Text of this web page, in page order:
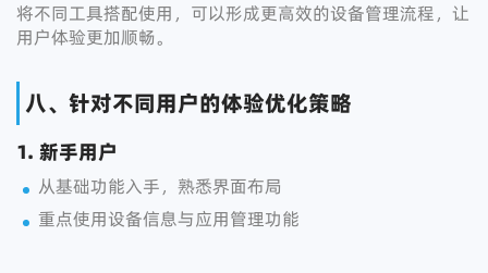
将不同工具搭配使用，可以形成更高效的设备管理流程，让
用户体验更加顺畅。
八、针对不同用户的体验优化策略
1. 新手用户
从基础功能入手，熟悉界面布局
重点使用设备信息与应用管理功能